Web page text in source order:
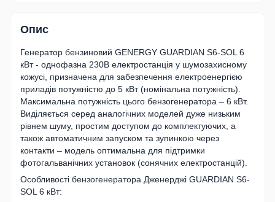
Опис
Генератор бензиновий GENERGY GUARDIAN S6-SOL 6
кВт - однофазна 230В електростанція у шумозахисному
кожусі, призначена для забезпечення електроенергією
приладів потужністю до 5 кВт (номінальна потужність).
Максимальна потужність цього бензогенератора – 6 кВт.
Виділяється серед аналогічних моделей дуже низьким
рівнем шуму, простим доступом до комплектуючих, а
також автоматичним запуском та зупинкою через
контакти – модель оптимальна для підтримки
фотогальванічних установок (сонячних електростанцій).
Особливості бензогенератора Дженерджі GUARDIAN S6-
SOL 6 кВт: